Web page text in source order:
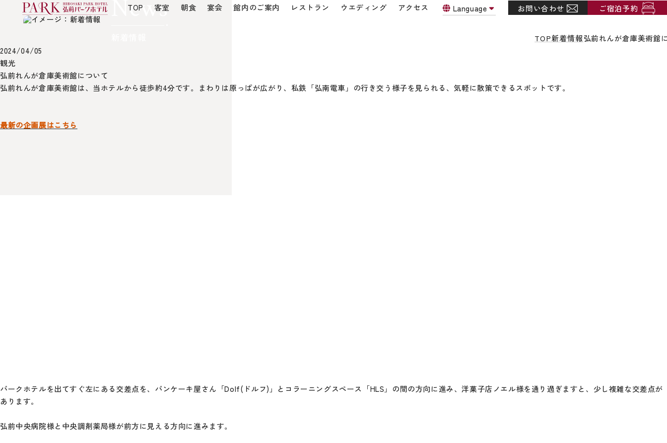
TOP 客室 朝食 宴会 館内のご案内 レストラン ウエディング アクセス Language お問い合わせ ご宿泊予約
TOP 客室 朝食 宴会 館内のご案内 レストラン ウエディング アクセス お問い合わせ ご宿泊予約
News
TOP新着情報弘前れんが倉庫美術館
2024/04/05
観光
弘前れんが倉庫美術館について
弘前れんが倉庫美術館は、当ホテルから徒歩約4分です。まわりは原っぱが広がり、私鉄「弘南電車」の行き交う様子を見られる、気軽に散策できるスポットです。
最新の企画展はこちら
パークホテルを出てすぐ左にある交差点を、パンケーキ屋さん「Dolf(ドルフ)」とコラーニングスペース「HLS」の間の方向に進み、洋菓子店ノエル様を通り過ぎますと、少し複雑な交差点が
あります。
弘前中央病院様と中央調剤薬局様が前方に見える方向に進みます。